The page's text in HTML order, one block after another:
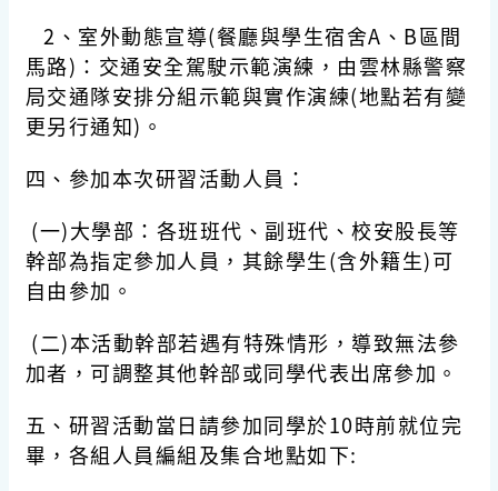
2、室外動態宣導(餐廳與學生宿舍A、B區間
馬路)：交通安全駕駛示範演練，由雲林縣警察
局交通隊安排分組示範與實作演練(地點若有變
更另行通知)。
四、參加本次研習活動人員：
(一)大學部：各班班代、副班代、校安股長等
幹部為指定參加人員，其餘學生(含外籍生)可
自由參加。
(二)本活動幹部若遇有特殊情形，導致無法參
加者，可調整其他幹部或同學代表出席參加。
五、研習活動當日請參加同學於10時前就位完
畢，各組人員編組及集合地點如下: